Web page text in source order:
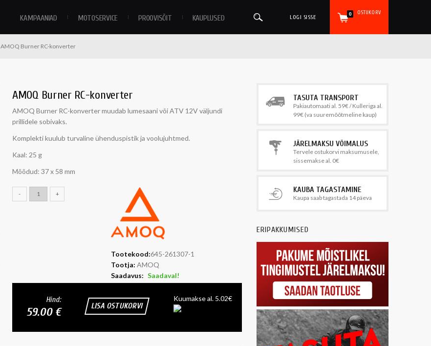
OSTUKORV
0
LOGI SISSE
KAMPAANIAD MOTOSERVICE PROOVISÕIT KAUPLUSED
AMOQ Burner RC-konverter
TASUTA TRANSPORT
Pakiautomaati al. 59€ / Kulleriga al.
99€ (va suuremõõtmeline kaup)
JÄRELMAKSU VÕIMALUS
Tervele ostukorvi maksumusele,
sissemakse al. 0€
KAUBA TAGASTAMINE
Kaupa saab tagastada 14 päeva
ERIPAKKUMISED
AMOQ Burner RC-konverter
AMOQ Burner RC-konverter muudab lumesaani või ATV 12V väljundi
prillidele sobivaks.
Komplekti kuulub turvaline ühenduspistik ja voolujuhtmed.
Kaal: 25 g
Mõõdud: 37 x 58 mm
Tootekood:645-261307-1
Tootja: AMOQ
Saadavus: Saadaval!
- +
Hind:
59.00 €
Kuumakse al. 5.02€
LISA OSTUKORVI